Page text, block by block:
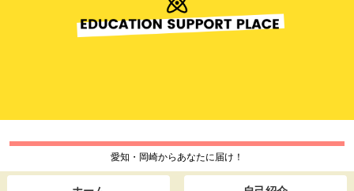
愛知・岡崎からあなたに届け！